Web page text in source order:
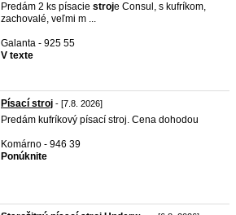
Predám 2 ks písacie stroje Consul, s kufríkom,
zachovalé, veľmi m ...
Galanta - 925 55
V texte
Písací stroj - [7.8. 2026]
Predám kufríkový písací stroj. Cena dohodou
Komárno - 946 39
Ponúknite